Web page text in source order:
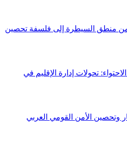
من منطق السيطرة إلى فلسفة تحصين
تحولات إدارة الإقليم في
وتحصين الأمن القومي العربي